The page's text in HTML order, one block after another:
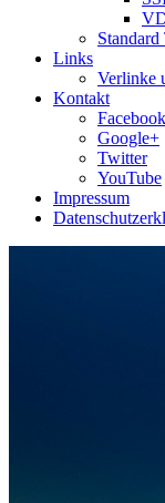
Links
Verlinke
Kontakt
Facebook
Google+
Twitter
YouTube
Impressum